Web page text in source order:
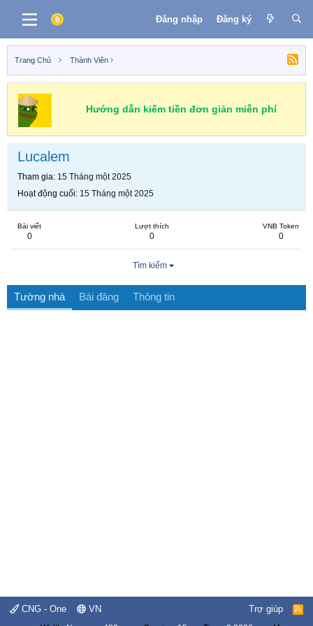
Đăng nhập Đăng ký
Trang Chủ Thành Viên
Hướng dẫn kiếm tiền đơn giản miễn phí
Lucalem
Tham gia 15 Tháng một 2025
Hoạt động cuối 15 Tháng một 2025
Bài viết
0
Lượt thích
0
VNB Token
0
Tìm kiếm
Tường nhà Bài đăng Thông tin
CNG - One VN Trợ giúp
R